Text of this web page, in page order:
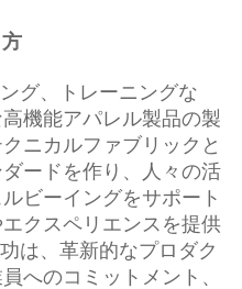
グ、トレーニングな
機能アパレル製品の製
ニカルファブリックと
ードを作り、人々の活
ビーイングをサポート
クスペリエンスを提供
は、革新的なプロダク
へのコミットメント、